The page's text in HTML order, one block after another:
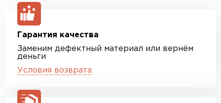
Гарантия качества
Заменим дефектный материал или вернём
деньги
Условия возврата